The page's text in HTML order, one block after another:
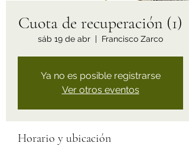
Cuota de recuperación (1)
sáb 19 de abr
  |
Francisco Zarco
Ya no es posible registrarse
Ver otros eventos
Horario y ubicación